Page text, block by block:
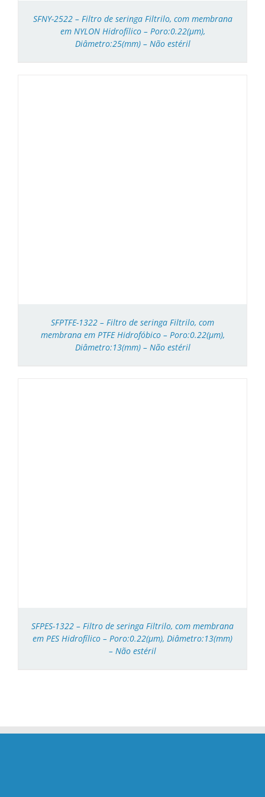
SFNY-2522 – Filtro de seringa Filtrilo, com membrana
em NYLON Hidrofílico – Poro:0.22(μm),
Diâmetro:25(mm) – Não estéril
SFPTFE-1322 – Filtro de seringa Filtrilo, com
membrana em PTFE Hidrofóbico – Poro:0.22(μm),
Diâmetro:13(mm) – Não estéril
SFPES-1322 – Filtro de seringa Filtrilo, com membrana
em PES Hidrofílico – Poro:0.22(μm), Diâmetro:13(mm)
– Não estéril